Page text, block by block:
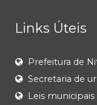
Links Úteis
Prefeitura de
Secretaria de
Leis